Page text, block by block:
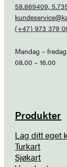
58.869409,
(+47) 973 379
Mandag –
08.00 – 16.00
Produkter
Lag ditt eget
Turkart
Sjøkart